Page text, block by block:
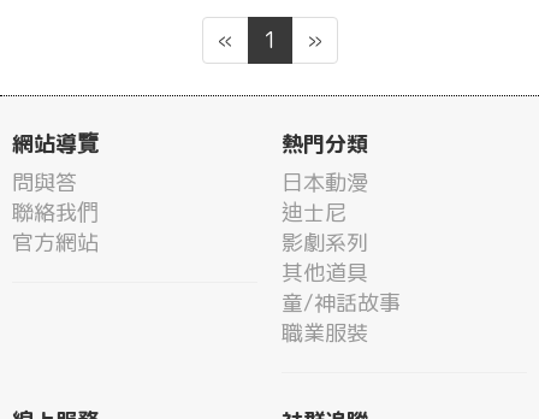
« 1 »
網站導覽
問與答
聯絡我們
官方網站
熱門分類
日本動漫
迪士尼
影劇系列
其他道具
童/神話故事
職業服裝